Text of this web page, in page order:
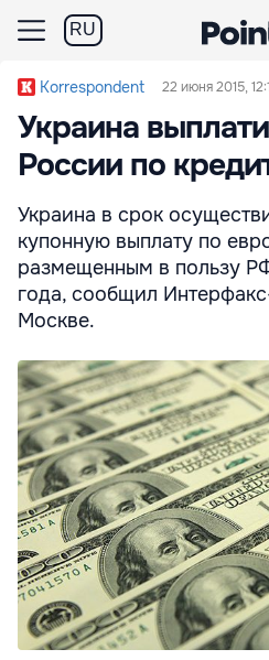
RU
Korrespondent 22 июня 2015,
Украина
России по
Украина в срок
купонную выплату по
размещенным в пользу
года, сообщил
Москве.